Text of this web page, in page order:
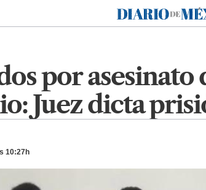
Diario de México
por asesinato
Juez dicta
10:27h